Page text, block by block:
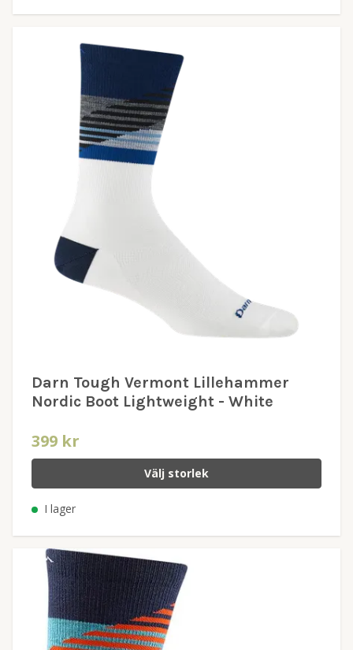
Darn Tough Vermont Lillehammer
Nordic Boot Lightweight - White
399 kr
Välj storlek
I lager